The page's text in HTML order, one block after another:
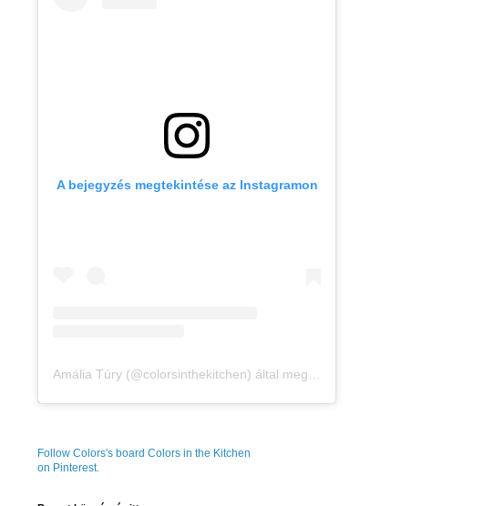
A bejegyzés megtekintése az Instagramon
Amália Túry (@colorsinthekitchen) által megosztott bejegyzés
Follow Colors's board Colors in the Kitchen
on Pinterest.